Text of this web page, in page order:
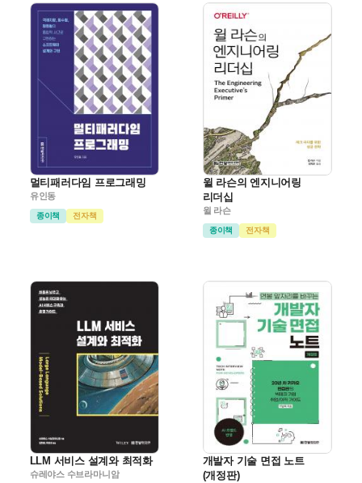
멀티패러다임 프로그래밍
유인동
종이책 전자책
윌 라슨의 엔지니어링
리더십
윌 라슨
종이책 전자책
LLM 서비스 설계와 최적화
슈레야스 수브라마니암
개발자 기술 면접 노트
(개정판)